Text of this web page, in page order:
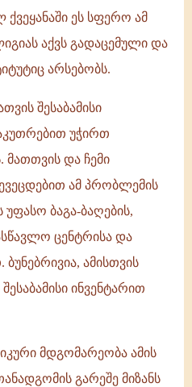
ეს სფერო ამ
აქვს გადაცემული და
არსებობს.
შესაბამისი
უჭირთ
მათთვის და ჩემი
ამ პრობლემის
ბაგა-ბაღების,
ცენტრისა და
ამისთვის
ინვენტარით
მდგომარეობა ამის
გარეშე მიზანს